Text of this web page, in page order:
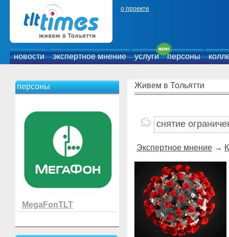
о проекте
новости экспертное мнение услуги персоны
персоны
MegaFonTLT
Живем в Тольятти
Экспертное мнение →